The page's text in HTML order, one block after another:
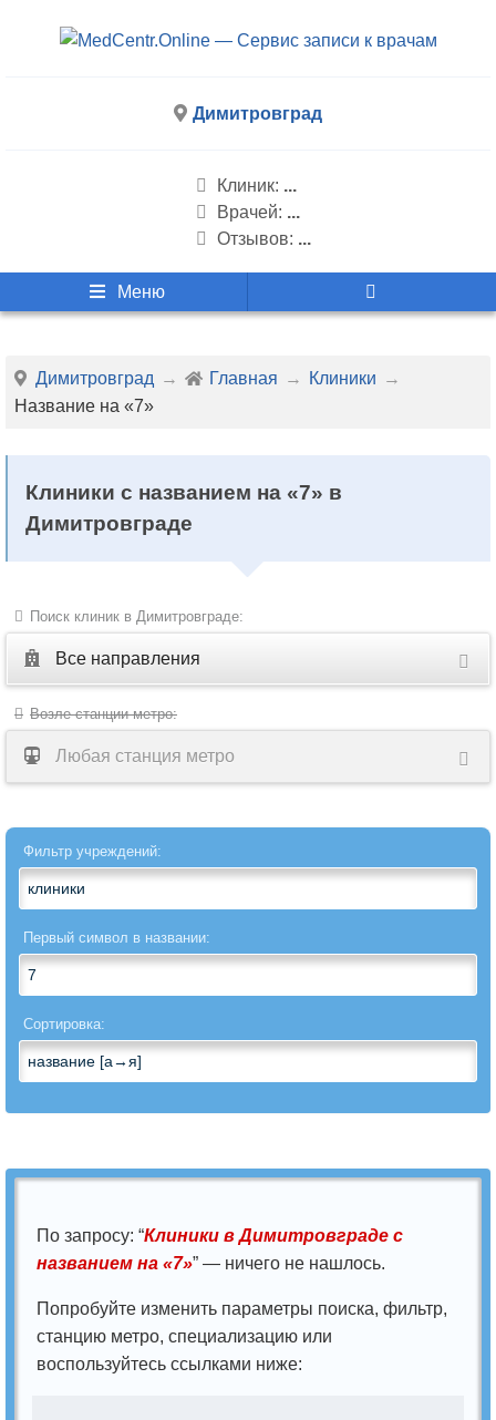
Димитровград
Клиник: ...
Врачей: ...
Отзывов: ...
Меню
Димитровград Главная
Клиники
Название на «7»
Клиники с названием на «7» в
Димитровграде
Поиск клиник в Димитровграде:
Все направления
Все
Акушерство
гинекология
Ангиохирургия
Андрология
Анестезиология
Артрология
Бариатрическая
хирургия
Возле станции метро:
Любая станция метро
Фильтр учреждений:
Первый символ в названии:
Сортировка:
По запросу: “Клиники в Димитровграде с
названием на «7»” — ничего не нашлось.
Попробуйте изменить параметры поиска, фильтр,
станцию метро, специализацию или
воспользуйтесь ссылками ниже: